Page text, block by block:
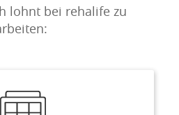
lohnt bei rehalife zu